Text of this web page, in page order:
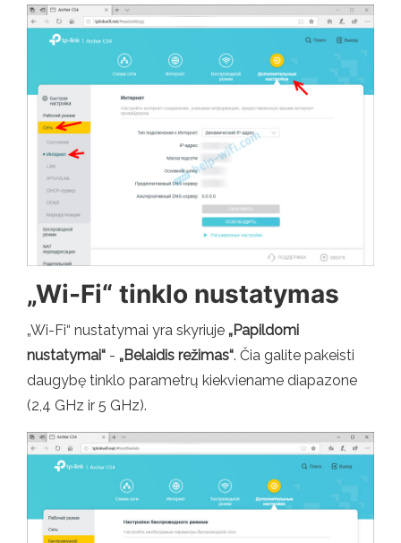
„Wi-Fi“ tinklo nustatymas
„Wi-Fi“ nustatymai yra skyriuje „Papildomi
nustatymai“ - „Belaidis režimas“. Čia galite pakeisti
daugybę tinklo parametrų kiekviename diapazone
(2,4 GHz ir 5 GHz).